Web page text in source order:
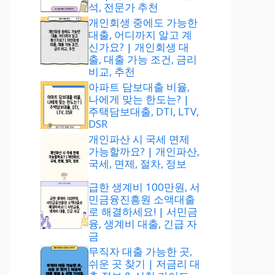
석, 전문가 추천
개인회생 중에도 가능한
대출, 어디까지 알고 계
신가요? | 개인회생 대
출, 대출 가능 조건, 금리
비교, 추천
아파트 담보대출 비율,
나에게 맞는 한도는? |
주택담보대출, DTI, LTV,
DSR
개인파산 시 국세 면제
가능할까요? | 개인파산,
국세, 면제, 절차, 정보
급한 생계비 100만원, 서
민금융진흥원 소액대출
로 해결하세요! | 서민금
융, 생계비 대출, 긴급 자
금
무직자 대출 가능한 곳,
쉬운 곳 찾기 | 저금리 대